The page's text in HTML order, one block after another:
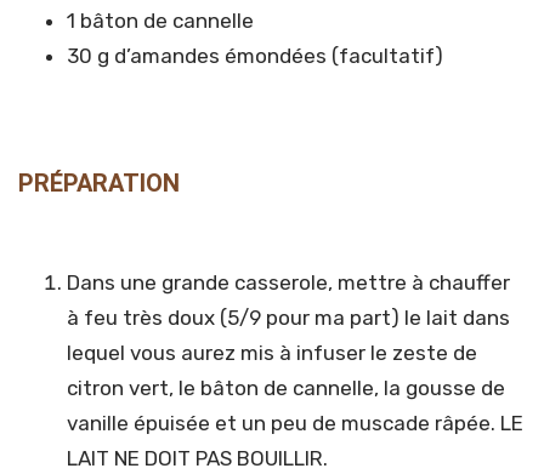
1 bâton de cannelle
30 g d’amandes émondées (facultatif)
PRÉPARATION
Dans une grande casserole, mettre à chauffer
à feu très doux (5/9 pour ma part) le lait dans
lequel vous aurez mis à infuser le zeste de
citron vert, le bâton de cannelle, la gousse de
vanille épuisée et un peu de muscade râpée. LE
LAIT NE DOIT PAS BOUILLIR.